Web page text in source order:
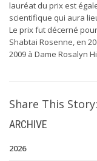
lauréat du prix est
scientifique qui aura
Le prix fut décerné
Shabtai Rosenne, en
2009 à Dame Rosalyn
Share This Story:
ARCHIVE
2026